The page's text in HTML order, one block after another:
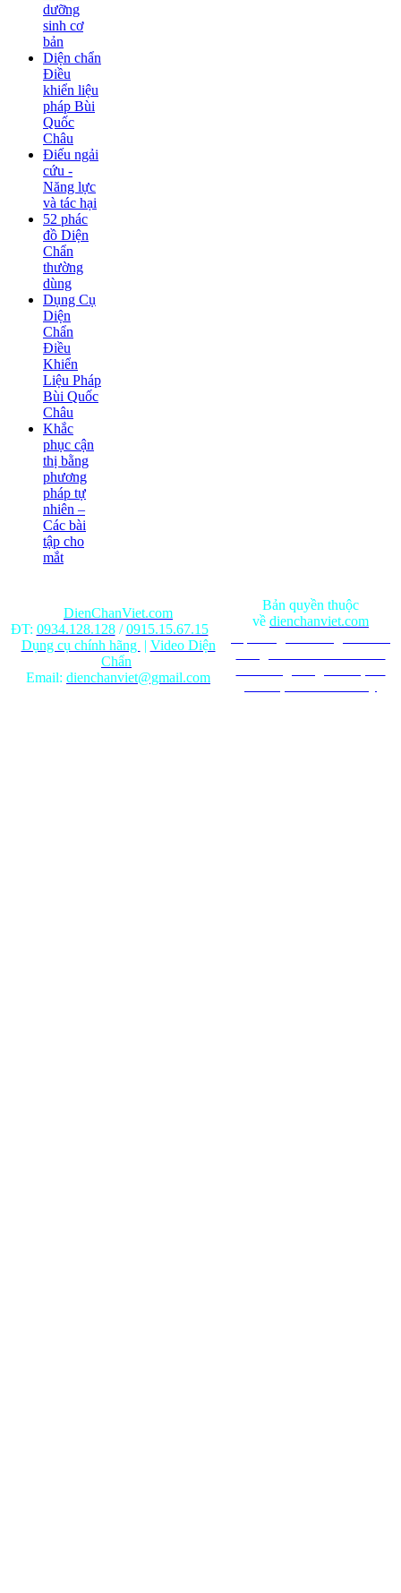
dưỡng
sinh cơ
bản
Diện chẩn
Điều
khiển liệu
pháp Bùi
Quốc
Châu
Điếu ngải
cứu -
Năng lực
và tác hại
52 phác
đồ Diện
Chẩn
thường
dùng
Dụng Cụ
Diện
Chẩn
Điều
Khiển
Liệu Pháp
Bùi Quốc
Châu
Khắc
phục cận
thị bằng
phương
pháp tự
nhiên –
Các bài
tập cho
mắt
DienChanViet.com
ĐT: 0934.128.128/0915.15.67.15
Dụng cụ chính hãng | Video Diện
Chẩn
Email: dienchanviet@gmail.com
Bản quyền thuộc
về dienchanviet.com